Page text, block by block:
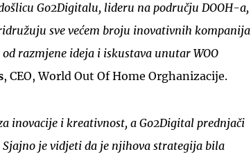
Go2Digitalu, lideru na području DOOH-a,
sve većem broju inovativnih kompanija
razmjene ideja i iskustava unutar WOO
, CEO, World Out Of Home Orghanizacije.
inovacije i kreativnost, a Go2Digital prednjači
je vidjeti da je njihova strategija bila